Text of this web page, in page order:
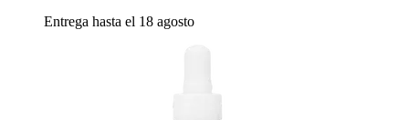
Entrega hasta el 18 agosto